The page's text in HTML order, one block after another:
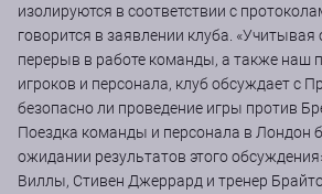
изолируются в соответствии с
говорится в заявлении клуба. «Учитывая
перерыв в работе команды, а также наш
игроков и персонала, клуб обсуждает с
безопасно ли проведение игры против
Поездка команды и персонала в Лондон
ожидании результатов этого
Виллы, Стивен Джеррард и тренер